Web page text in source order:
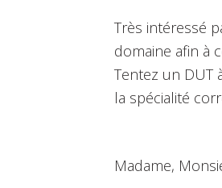
Très intéressé
domaine afin à
Tentez un DUT
la spécialité
Madame,